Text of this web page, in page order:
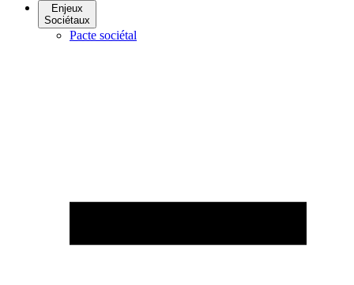
Enjeux
Sociétaux
Pacte sociétal